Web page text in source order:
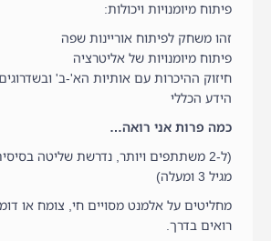
פיתוח מיומנויות ויכולות:
זהו משחק לפיתוח אוריינות שפה
פיתוח מיומנויות של אליטרציה
חיזוק ההיכרות עם אותיות הא'-ב'
הידע הכללי
כמה פרות אני רואה…
(ל-2 משתתפים ויותר, נדרשת שליטה
מגיל 3 ומעלה)
מחליטים על אלמנט מסויים חי, צומח או
רואים בדרך.